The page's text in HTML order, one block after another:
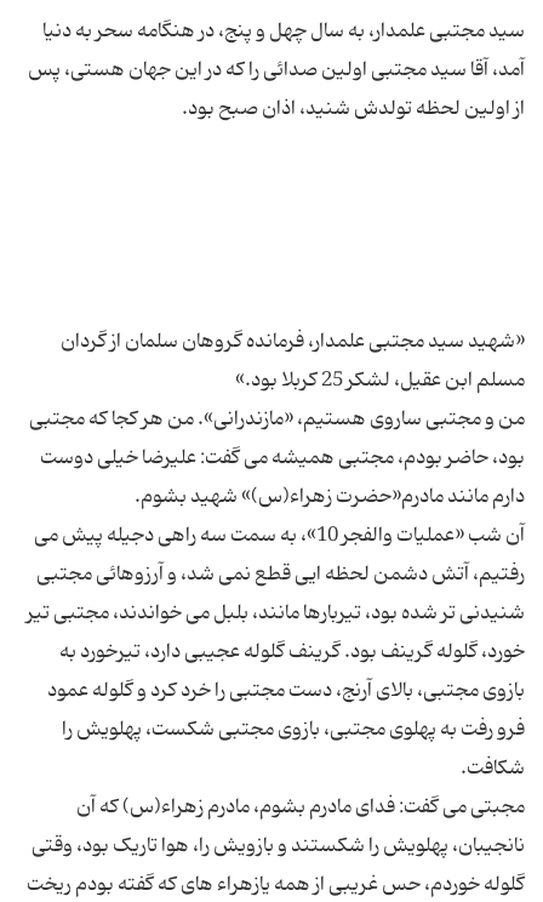
سید مجتبی علمدار، به سال چهل و پنج، در هنگامه سحر به دنیا
آمد، آقا سید مجتبی اولین صدائی را که در این جهان هستی، پس
«شهید سید مجتبی علمدار، فرمانده گروهان سلمان از گردان
من و مجتبی ساروی هستیم، «مازندرانی». من هر کجا که مجتبی
بود، حاضر بودم، مجتبی همیشه می گفت: علیرضا خیلی دوست
آن شب «عملیات والفجر 10»، به سمت سه راهی دجیله پیش می
رفتیم، آتش دشمن لحظه ایی قطع نمی شد، و آرزوهائی مجتبی
شنیدنی تر شده بود، تیربارها مانند، بلبل می خواندند، مجتبی تیر
خورد، گلوله گرینف بود. گرینف گلوله عجیبی دارد، تیرخورد به
بازوی مجتبی، بالای آرنج، دست مجتبی را خرد کرد و گلوله عمود
فرو رفت به پهلوی مجتبی، بازوی مجتبی شکست، پهلویش را
مجبتی می گفت: فدای مادرم بشوم، مادرم زهراء(س) که آن
نانجیبان، پهلویش را شکستند و بازویش را، هوا تاریک بود، وقتی
گلوله خوردم، حس غریبی از همه یازهراء های که گفته بودم ریخت